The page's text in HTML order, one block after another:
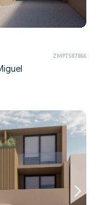
ZMPT587866